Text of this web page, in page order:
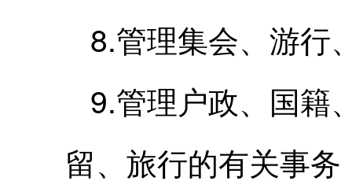
8.管理集会、游行
9.管理户政、国籍
留、旅行的有关事务